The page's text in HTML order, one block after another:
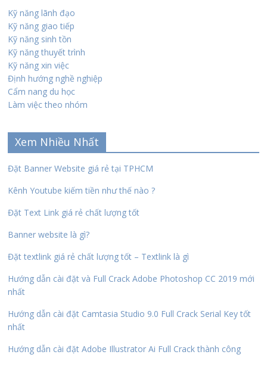
Kỹ năng lãnh đạo
Kỹ năng giao tiếp
Kỹ năng sinh tồn
Kỹ năng thuyết trình
Kỹ năng xin việc
Định hướng nghề nghiệp
Cẩm nang du học
Làm việc theo nhóm
Xem Nhiều Nhất
Đặt Banner Website giá rẻ tại TPHCM
Kênh Youtube kiếm tiền như thế nào ?
Đặt Text Link giá rẻ chất lượng tốt
Banner website là gì?
Đặt textlink giá rẻ chất lượng tốt – Textlink là gì
Hướng dẫn cài đặt và Full Crack Adobe Photoshop CC 2019 mới
nhất
Hướng dẫn cài đặt Camtasia Studio 9.0 Full Crack Serial Key tốt
nhất
Hướng dẫn cài đặt Adobe Illustrator Ai Full Crack thành công